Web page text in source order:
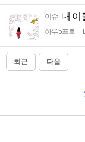
이슈 내 이
하루5프로
최근 다음